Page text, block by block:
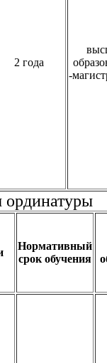
2 года
-
Нормативный
срок обучения